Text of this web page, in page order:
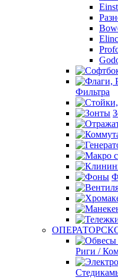
Фильтра
Риги /